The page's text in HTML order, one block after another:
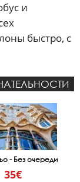
и
быстро, с
- Без очереди
35€